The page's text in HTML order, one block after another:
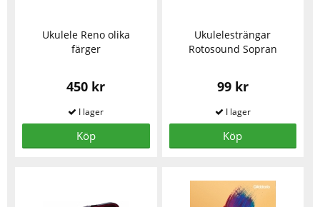
Ukulele Reno olika
färger
450 kr
Köp
Ukulelesträngar
Rotosound Sopran
99 kr
Köp